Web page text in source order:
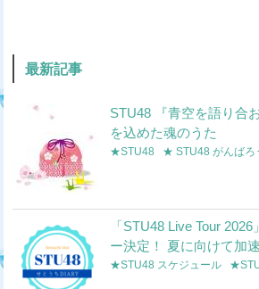
最新記事
STU48 『青空を語り
を込めた魂のうた
★STU48 ★ STU48 がんばろ
「STU48 Live Tour
ー決定！ 夏に向けて加
★STU48 スケジュール